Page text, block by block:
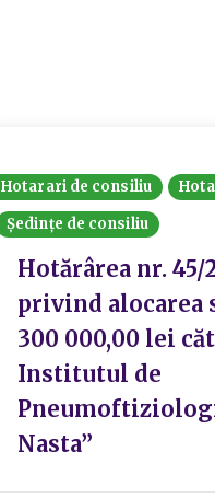
Hotarari de consiliu
Ședințe de consiliu
Hotărârea nr. 45/
privind alocarea
300 000,00 lei
Institutul de
Nasta”